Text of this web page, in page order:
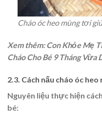
Cháo óc heo mùng tơi
Xem thêm: Con Khỏe Mẹ
Cháo Cho Bé 9 Tháng Vừa
2.3. Cách nấu cháo óc
Nguyên liệu thực hiện
bé: